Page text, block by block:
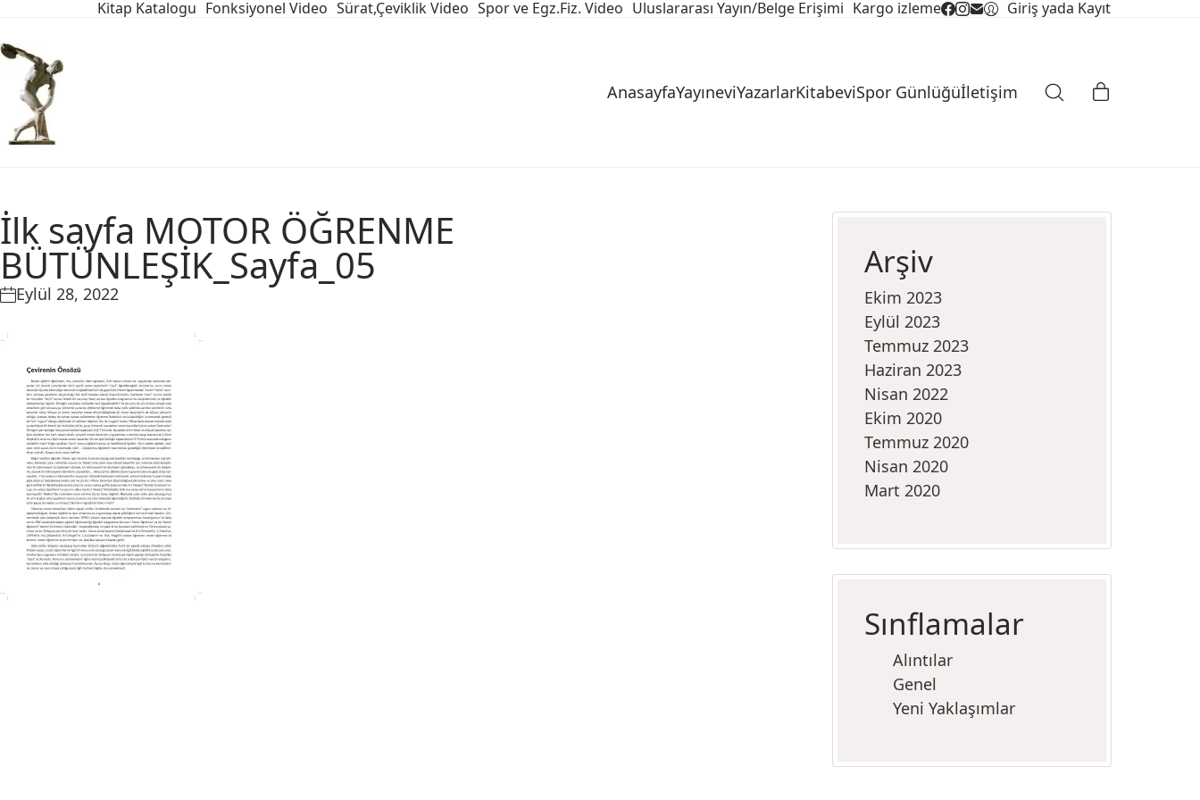
Kitap Katalogu Fonksiyonel Video Sürat,Çeviklik Video Spor ve Egz.Fiz. Video Uluslararası Yayın/Belge Erişimi Kargo izleme Giriş yada Kayıt
AnasayfaYayıneviYazarlarKitabeviSpor Günlüğüİletişim
İlk sayfa MOTOR ÖĞRENME
BÜTÜNLEŞİK_Sayfa_05
Eylül 28, 2022
Arşiv
Ekim 2023
Eylül 2023
Temmuz 2023
Haziran 2023
Nisan 2022
Ekim 2020
Temmuz 2020
Nisan 2020
Mart 2020
Sınflamalar
Alıntılar
Genel
Yeni Yaklaşımlar